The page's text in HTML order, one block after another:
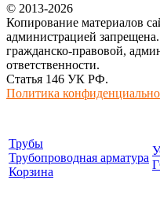
© 2013-2026
Копирование материалов
администрацией
гражданско-правовой,
ответственности.
Статья 146 УК РФ.
Политика
Трубы
Трубопроводная арматура
Корзина